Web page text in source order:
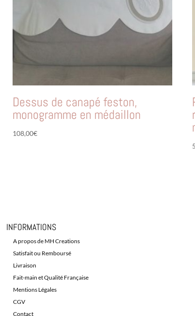
Dessus de canapé feston,
monogramme en médaillon
108,00€
INFORMATIONS
A propos de MH Creations
Satisfait ou Remboursé
Livraison
Fait-main et Qualité Française
Mentions Légales
CGV
Contact